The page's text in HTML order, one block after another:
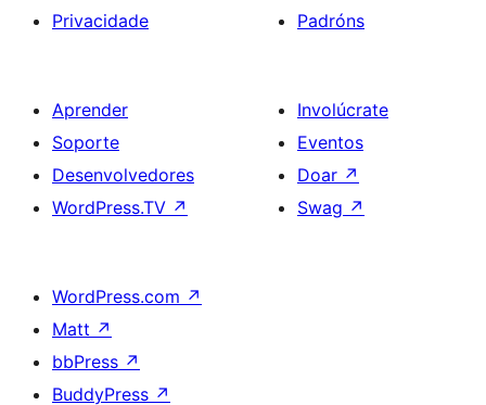
Privacidade
Padróns
Aprender
Soporte
Desenvolvedores
WordPress.TV ↗
Involúcrate
Eventos
Doar ↗
Swag ↗
WordPress.com ↗
Matt ↗
bbPress ↗
BuddyPress ↗